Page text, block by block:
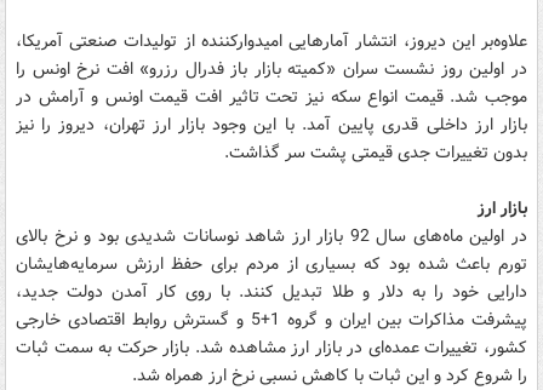
علاوه‌بر این دیروز، انتشار آمارهایی امیدوارکننده از تولیدات صنعتی آمریکا،
در اولین روز نشست سران «کمیته بازار باز فدرال رزرو» افت نرخ اونس را
موجب شد. قیمت انواع سکه نیز تحت تاثیر افت قیمت اونس و آرامش در
بازار ارز داخلی قدری پایین آمد. با این وجود بازار ارز تهران، دیروز را نیز
بدون تغییرات جدی قیمتی پشت سر گذاشت.
بازار ارز
در اولین ماه‌های سال 92 بازار ارز شاهد نوسانات شدیدی بود و نرخ بالای
تورم باعث شده بود که بسیاری از مردم برای حفظ ارزش سرمایه‌هایشان
دارایی خود را به دلار و طلا تبدیل کنند. با روی کار آمدن دولت جدید،
پیشرفت مذاکرات بین ایران و گروه 1+5 و گسترش روابط اقتصادی خارجی
کشور، تغییرات عمده‌ای در بازار ارز مشاهده شد. بازار حرکت به سمت ثبات
را شروع کرد و این ثبات با کاهش نسبی نرخ ارز همراه شد.